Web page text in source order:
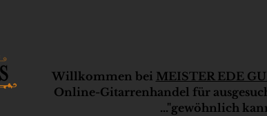
Willkommen bei MEISTER EDE
Online-Gitarrenhandel für
..."gewöhnlich